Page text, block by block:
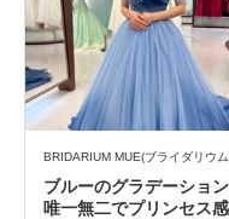
ブルーのグラデーショ
唯一無二でプリンセス